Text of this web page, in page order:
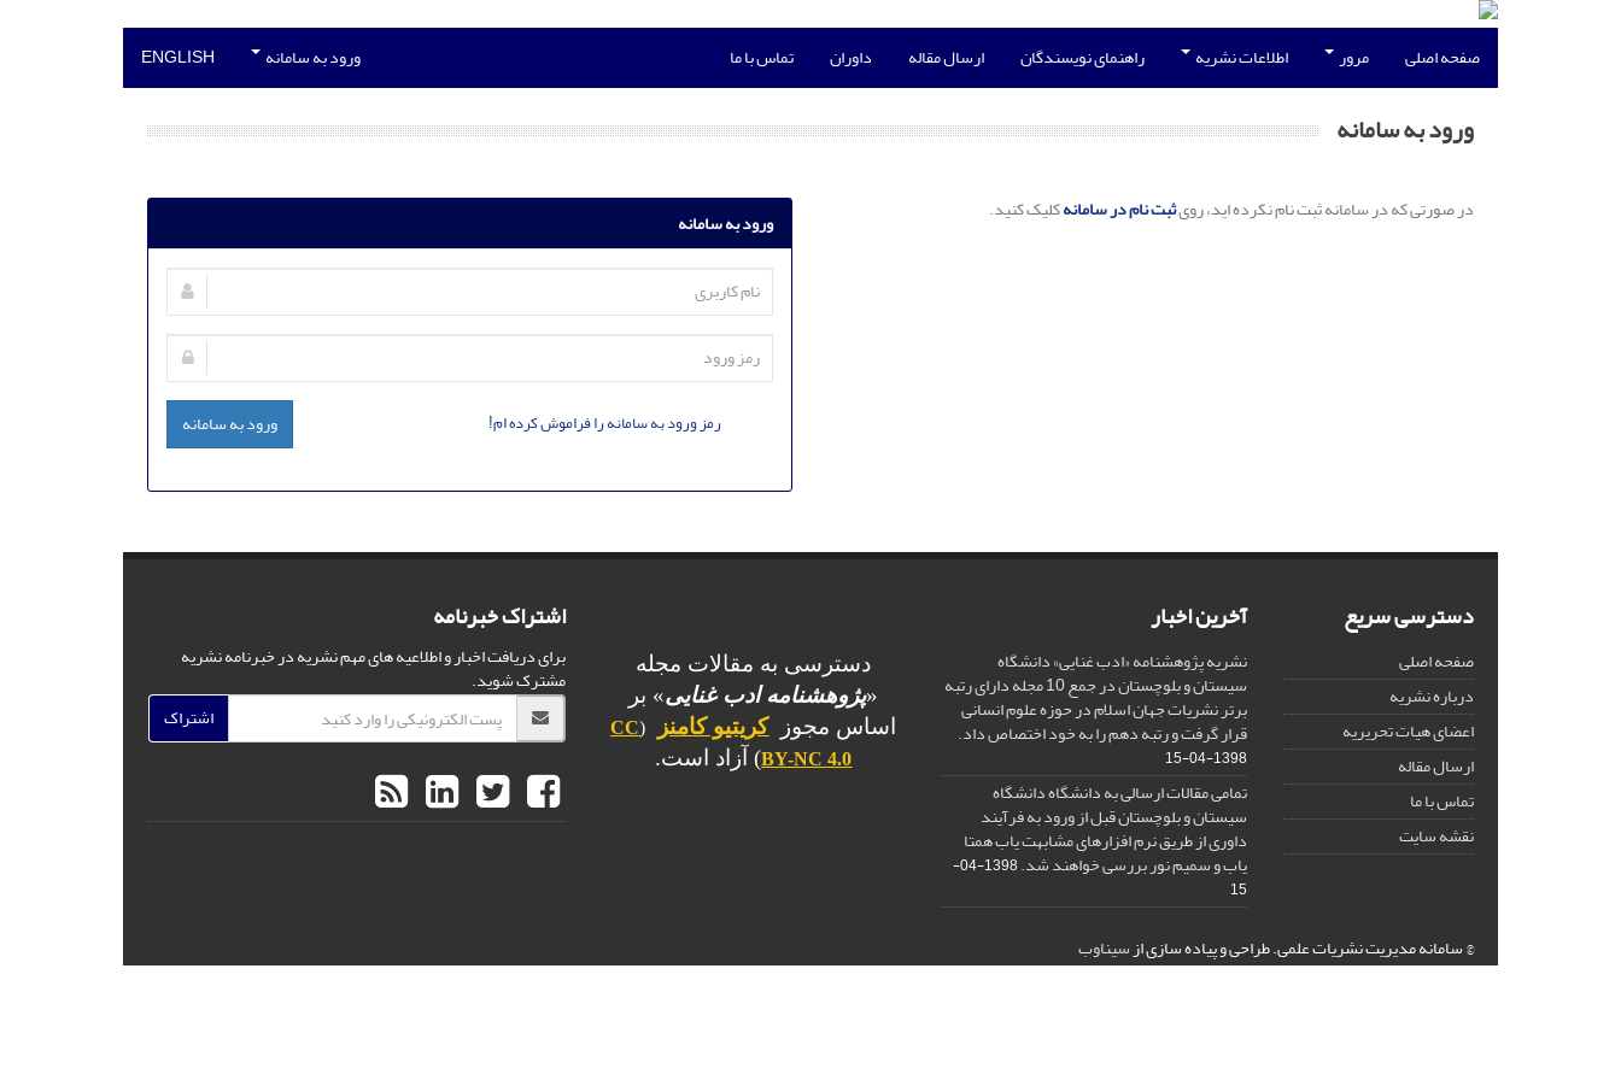
صفحه اصلی مرور اطلاعات نشریه راهنمای نویسندگان ارسال مقاله داوران تماس با ما ورود به سامانه ENGLISH
ورود به سامانه
در صورتی که در سامانه ثبت نام نکرده اید، رویثبت نام در سامانهکلیک کنید. ورود به سامانه
رمز ورود به سامانه را فراموش کرده ام! ورود به سامانه
دسترسی سریع
صفحه اصلی
درباره نشریه
اعضای هیات تحریریه
ارسال مقاله
تماس با ما
نقشه سایت
آخرین اخبار
نشریه پژوهشنامه «ادب غنایی» دانشگاه
سیستان و بلوچستان در جمع 10 مجله دارای رتبه
برتر نشریات جهان اسلام در حوزه علوم انسانی
قرار گرفت و رتبه دهم را به خود اختصاص داد.
1398-04-15
تمامی مقالات ارسالی به دانشگاه دانشگاه
سیستان و بلوچستان قبل از ورود به فرآیند
داوری از طریق نرم افزارهای مشابهت یاب همتا
یاب و سمیم نور بررسی خواهند شد.
1398-04-
15
دسترسی به مقالات مجله
«پژوهشنامه ادب غنایی» بر
اساس مجوزکریتیو کامنز (
CC
BY-NC 4.0) آزاد است.
اشتراک خبرنامه
برای دریافت اخبار و اطلاعیه های مهم نشریه در خبرنامه نشریه
مشترک شوید.
اشتراک
© سامانه مدیریت نشریات علمی.طراحی و پیاده سازی ازسیناوب